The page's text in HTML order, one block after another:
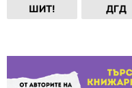
ШИТ! ДГД